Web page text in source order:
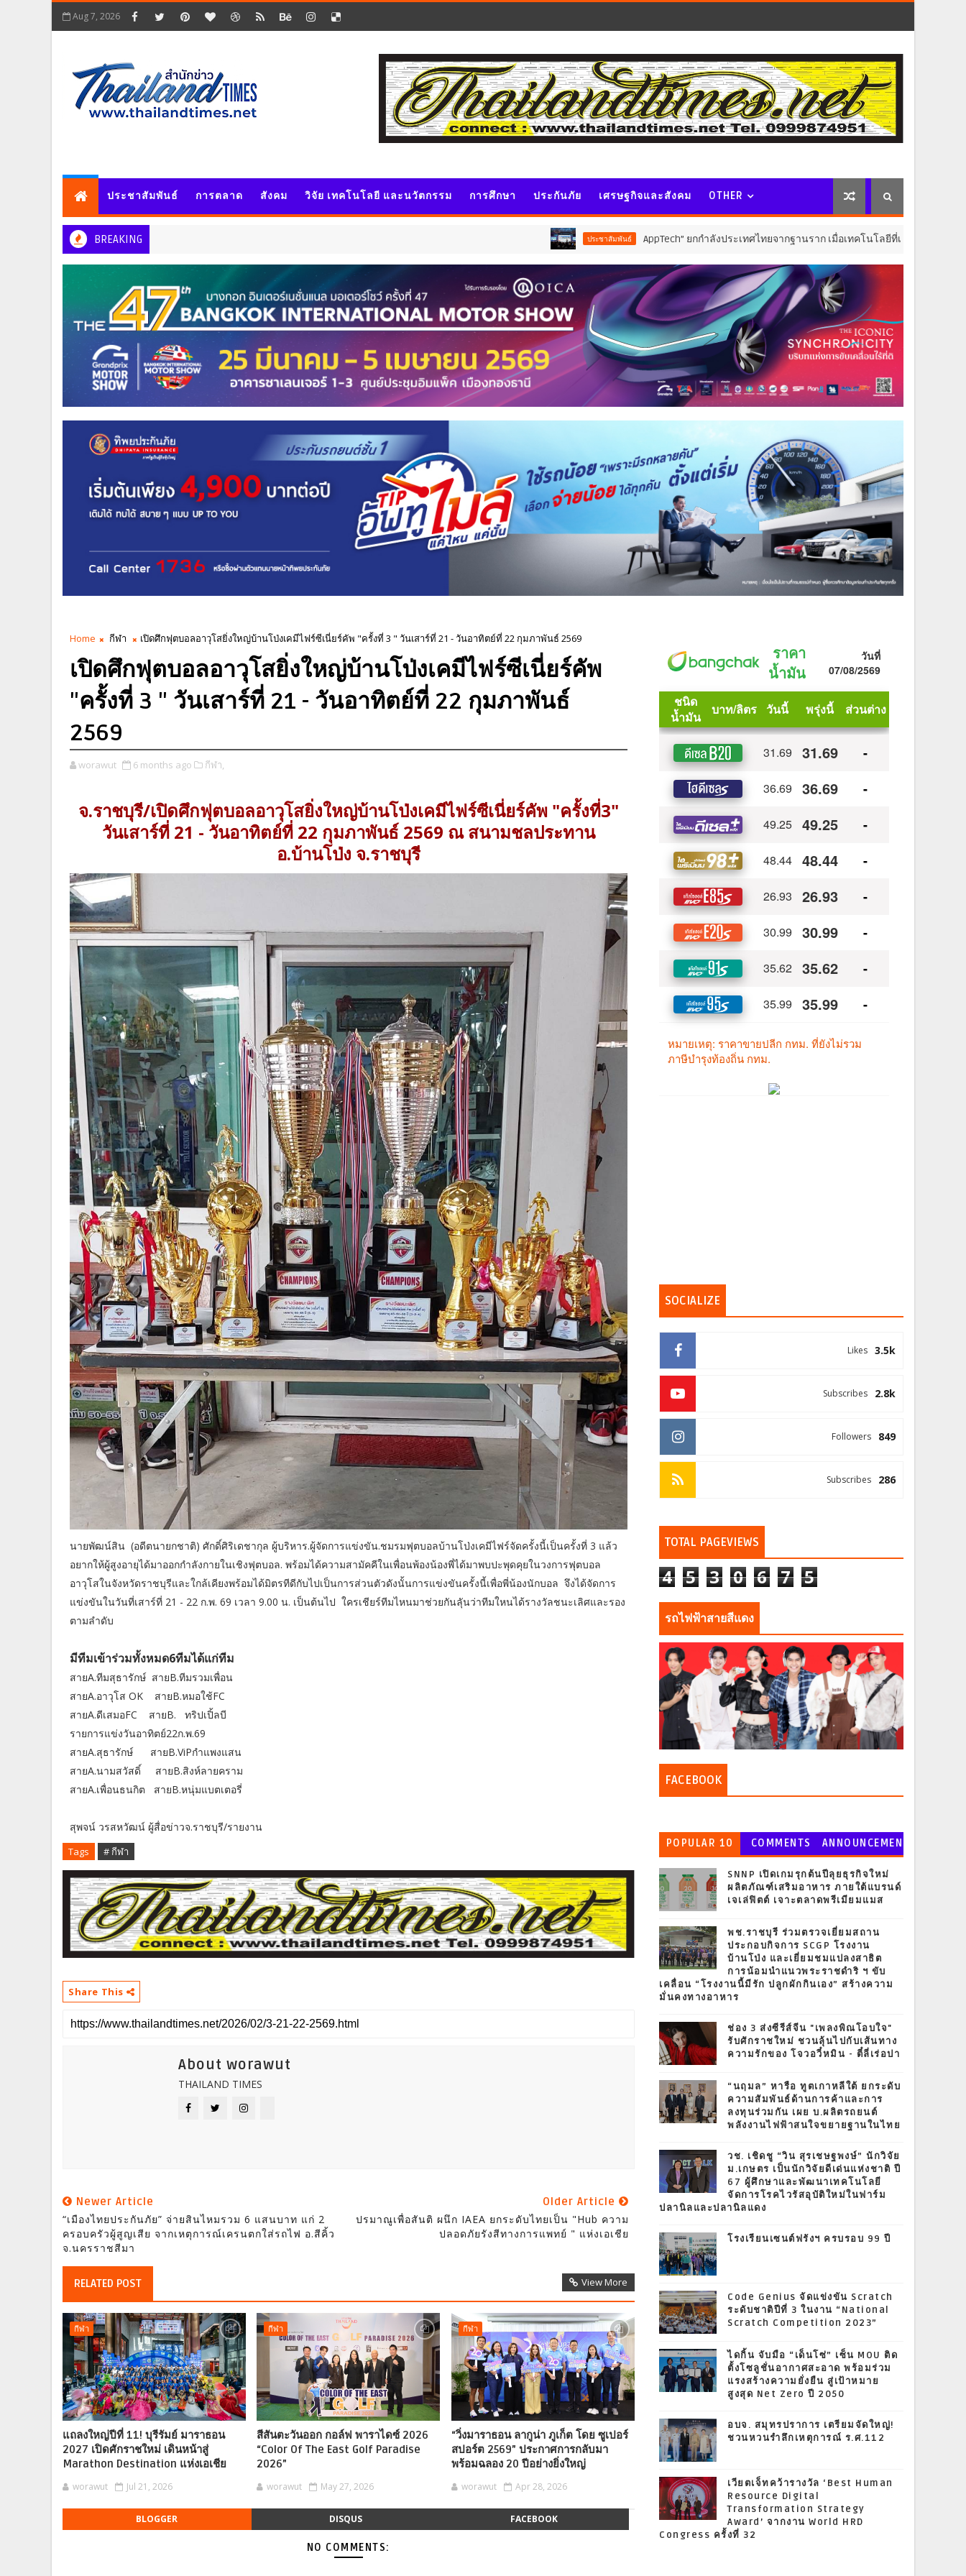
Aug 7, 2026
ประชาสัมพันธ์ การตลาด สังคม วิจัย เทคโนโลยี และนวัตกรรม การศึกษา ประกันภัย เศรษฐกิจและสังคม OTHER
BREAKING ประชาสัมพันธ์ AppTech”​ ยกกำลังประเทศไทยจากฐานราก เมื่อเทคโนโลยีที่เหมาะสมเป็นกลไกยกระดับ
Home กีฬา เปิดศึกฟุตบอลอาวุโสยิ่งใหญ่บ้านโป่งเคมีไฟร์ซีเนี่ยร์คัพ "ครั้งที่ 3 " วันเสาร์ที่ 21 - วันอาทิตย์ที่ 22 กุมภาพันธ์ 2569
เปิดศึกฟุตบอลอาวุโสยิ่งใหญ่บ้านโป่งเคมีไฟร์ซีเนี่ยร์คัพ
"ครั้งที่ 3 " วันเสาร์ที่ 21 - วันอาทิตย์ที่ 22 กุมภาพันธ์
2569
worawut 6 months ago กีฬา,
จ.ราชบุรี/เปิดศึกฟุตบอลอาวุโสยิ่งใหญ่บ้านโป่งเคมีไฟร์ซีเนี่ยร์คัพ "ครั้งที่3"
วันเสาร์ที่ 21 - วันอาทิตย์ที่ 22 กุมภาพันธ์ 2569 ณ สนามชลประทาน
อ.บ้านโป่ง จ.ราชบุรี
นายพัฒน์สิน (อดีตนายกชาติ) ศักดิ์ศิริเดชากุล ผู้บริหาร.ผู้จัดการแข่งขัน.ชมรมฟุตบอลบ้านโป่งเคมีไฟร์จัดครั้งนี้เป็นครั้งที่ 3 แล้ว
อยากให้ผู้สูงอายุได้มาออกกำลังกายในเชิงฟุตบอล. พร้อมได้ความสามัคคีในเพื่อนพ้องน้องพี่ได้มาพบปะพุดคุยในวงการฟุตบอล
อาวุโสในจังหวัดราชบุรีและใกล้เคียงพร้อมได้มิตรทีดีกับไปเป็นการส่วนตัวดังนั้นการแข่งขันครั้งนี้เพื่อพี่น้องนักบอล จึงได้จัดการ
แข่งขันในวันที่เสาร์ที่ 21 - 22 ก.พ. 69 เวลา 9.00 น. เป็นต้นไป ใครเชียร์ทีมไหนมาช่วยกันลุันว่าทีมใหนได้รางวัลชนะเลิศและรอง
ตามลำดับ
มีทีมเข้าร่วมทั้งหมด6ทีมได้แก่ทีม
สายA.ทีมสุธารักษ์ สายB.ทีมรวมเพื่อน
สายA.อาวุโส OK สายB.หมอใช้FC
สายA.ดีเสมอFC สายB. ทริปเปิ้ลบี
รายการแข่งวันอาทิตย์22ก.พ.69
สายA.สุธารักษ์ สายB.ViPกำแพงแสน
สายA.นามสวัสดิ์ สายB.สิงห์ลายคราม
สายA.เพื่อนธนกิต สายB.หนุ่มแบตเตอรี่
สุพจน์ วรสหวัฒน์ ผู้สื่อข่าวจ.ราชบุรี/รายงาน
Tags # กีฬา
Share This
About worawut
THAILAND TIMES
Newer Article
“เมืองไทยประกันภัย” จ่ายสินไหมรวม 6 แสนบาท แก่ 2
ครอบครัวผู้สูญเสีย จากเหตุการณ์เครนตกใส่รถไฟ อ.สีคิ้ว
จ.นครราชสีมา
Older Article
ปรมาณูเพื่อสันติ ผนึก IAEA ยกระดับไทยเป็น "Hub ความ
ปลอดภัยรังสีทางการแพทย์ " แห่งเอเชีย
RELATED POST View More
กีฬา
แถลงใหญ่ปีที่ 11! บุรีรัมย์ มาราธอน
2027 เปิดศักราชใหม่ เดินหน้าสู่
Marathon Destination แห่งเอเชีย
worawut Jul 21, 2026
กีฬา
สีสันตะวันออก กอล์ฟ พาราไดซ์ 2026
“Color Of The East Golf Paradise
2026”
worawut May 27, 2026
กีฬา
“วิ่งมาราธอน ลากูน่า ภูเก็ต โดย ซูเปอร์
สปอร์ต 2569” ประกาศการกลับมา
พร้อมฉลอง 20 ปีอย่างยิ่งใหญ่
worawut Apr 28, 2026
BLOGGER DISQUS FACEBOOK
NO COMMENTS:
SOCIALIZE
3.5k
Likes
2.8k
Subscribes
849
Followers
286
Subscribes
TOTAL PAGEVIEWS
4 5 3 0 6 7 5
รถไฟฟ้าสายสีแดง
FACEBOOK
POPULAR 10 COMMENTS
ANNOUNCEMEN
T
SNNP เปิดเกมรุกต้นปีลุยธุรกิจใหม่
ผลิตภัณฑ์เสริมอาหาร ภายใต้แบรนด์
เจเล่ฟิตต์ เจาะตลาดพรีเมียมแมส
พช.ราชบุรี ร่วมตรวจเยี่ยมสถาน
ประกอบกิจการ SCGP โรงงาน
บ้านโป่ง และเยี่ยมชมแปลงสาธิต
การน้อมนำแนวพระราชดำริ ฯ ขับ
เคลื่อน “โรงงานนี้มีรัก ปลูกผักกินเอง” สร้างความ
มั่นคงทางอาหาร
ช่อง 3 ส่งซีรีส์จีน "เพลงพิณโอบใจ"
รับศักราชใหม่ ชวนลุ้นไปกับเส้นทาง
ความรักของ โจวอวี๋หมิน - ตี๋ลี่เร่อปา
“นฤมล” หารือ ทูตเกาหลีใต้ ยกระดับ
ความสัมพันธ์ด้านการค้าและการ
ลงทุนร่วมกัน เผย บ.ผลิตรถยนต์
พลังงานไฟฟ้าสนใจขยายฐานในไทย
วช. เชิดชู “วิน สุรเชษฐพงษ์” นักวิจัย
ม.เกษตร เป็นนักวิจัยดีเด่นแห่งชาติ ปี
67 ผู้ศึกษาและพัฒนาเทคโนโลยี
จัดการโรคไวรัสอุบัติใหม่ในฟาร์ม
ปลานิลและปลานิลแดง
โรงเรียนเซนต์ฟรังฯ ครบรอบ 99 ปี
Code Genius จัดแข่งขัน Scratch
ระดับชาติปีที่ 3 ในงาน “National
Scratch Competition 2023”
ไดกิ้น จับมือ “เด็นโซ่” เซ็น MOU ติด
ตั้งโซลูชั่นอากาศสะอาด พร้อมร่วม
แรงสร้างความยั่งยืน สู่เป้าหมาย
สูงสุด Net Zero ปี 2050
อบจ. สมุทรปราการ เตรียมจัดใหญ่!
ชวนหวนรำลึกเหตุการณ์ ร.ศ.112
เวียตเจ็ทคว้ารางวัล ‘Best Human
Resource Digital
Transformation Strategy
Award’ จากงาน World HRD
Congress ครั้งที่ 32